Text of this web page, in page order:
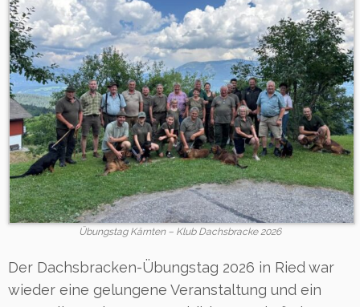
Übungstag Kärnten – Klub Dachsbracke 2026
Der Dachsbracken-Übungstag 2026 in Ried war
wieder eine gelungene Veranstaltung und ein